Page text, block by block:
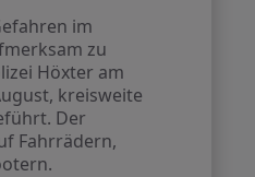
im
zu
Höxter am
kreisweite
Der
Fahrrädern,